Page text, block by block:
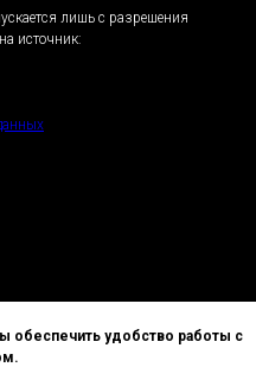
лишь с разрешения
источник:
обеспечить удобство работы с